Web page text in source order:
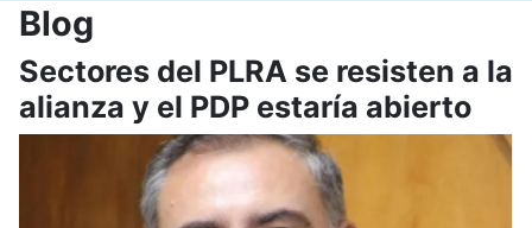
Blog
Sectores del PLRA se resisten a la
alianza y el PDP estaría abierto